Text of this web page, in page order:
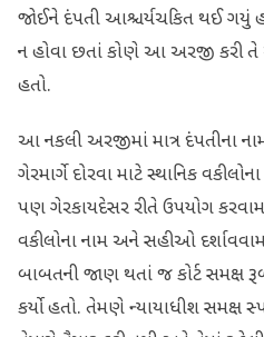
જોઈને દંપતી આશ્ચર્યચકિત થઈ
ન હોવા છતાં કોણે આ અરજી કરી
હતો.
આ નકલી અરજીમાં માત્ર દંપતીના
ગેરમાર્ગે દોરવા માટે સ્થાનિક
પણ ગેરકાયદેસર રીતે ઉપયોગ
વકીલોના નામ અને સહીઓ
બાબતની જાણ થતાં જ કોર્ટ સમક્ષ
કર્યો હતો. તેમણે ન્યાયાધીશ સમક્ષ